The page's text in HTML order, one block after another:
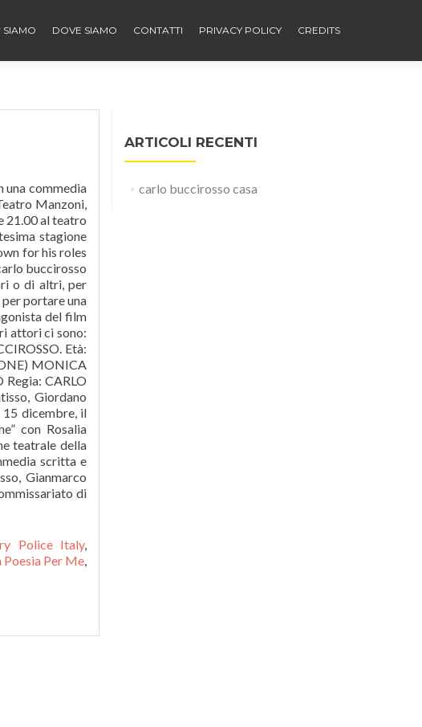
SIAMO DOVE SIAMO CONTATTI PRIVACY POLICY CREDITS
una commedia
Manzoni,
21.00 al teatro
stagione
for his roles
buccirosso
o di altri, per
portare una
del film
attori ci sono:
Età:
MONICA
CARLO
Giordano
15 dicembre, il
con Rosalia
teatrale della
scritta e
Gianmarco
di
Police Italy,
Poesia Per Me,
ARTICOLI RECENTI
carlo buccirosso casa